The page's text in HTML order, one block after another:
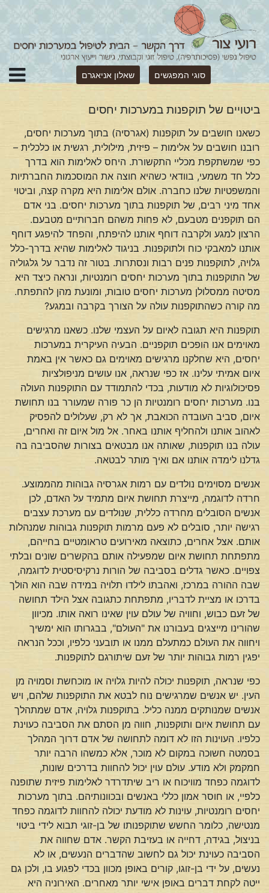
סוגי המפגשים שאלון אניאגרם
ביטויים של תוקפנות במערכות יחסים
כשאנו חושבים על תוקפנות (אגרסיה) בתוך מערכות יחסים,
רובנו חושבים על אלימות – פיזית, מילולית, רגשית או כלכלית –
כפי שמשתקפת מכליי התקשורת. היחס לאלימות הוא בדרך
כלל חד משמעי, בוודאי כשהיא חוצה את המוסכמות החברתיות
והמשפטיות שלנו כחברה. אולם אלימות היא מקרה קצה, וביטוי
אחד מיני רבים, של תוקפנות בתוך מערכות יחסים. בני אדם
הם תוקפנים מטבעם, לא פחות משהם חברותיים מטבעם.
הרצון למגע ולקרבה דוחף אותנו להיפתח, והפחד להיפגע דוחף
אותנו למאבקי כוח ולתוקפנות. בניגוד לאלימות שהיא בדרך-כלל
גלויה, לתוקפנות פנים רבות ונסתרות. בטור זה נדבר על גלגוליה
של התוקפנות בתוך מערכות יחסים רומנטיות, ונראה כיצד היא
מסיטה ממסלולן מערכות יחסים טובות, ומונעת מהן להתפתח.
מה קורה כשהתוקפנות עולה על הצורך בקרבה ובמגע?
תוקפנות היא תגובה לאיום על העצמי שלנו. כשאנו מרגישים
מאוימים אנו הופכים תוקפניים. הבעיה העיקרית במערכות
יחסים, היא שחלקנו מרגישים מאוימים גם כאשר אין באמת
איום אמיתי עלינו. אז כפי שנראה, אנו עושים מניפולציות
פסיכולוגיות לא מודעות, בכדי להתמודד עם התוקפנות העולה
בנו. מערכות יחסים רומנטיות הן כר פורה שמעורר בנו תחושת
איום, סביב העובדה הכואבת, אך לא רק, שעלולים להפסיק
לאהוב אותנו ולהחליף אותנו באחר. אל מול איום זה ואחרים,
עולה בנו תוקפנות, שאותה אנו מבטאים בצורות שהסביבה בה
גדלנו לימדה אותנו אם ואיך מותר לבטאה.
אנשים מסוימים נולדים עם רמות אגרסיה גבוהות מהממוצע.
חרדה לדוגמה, מייצרת תחושת איום מתמיד על האדם, לכן
אנשים הסובלים מחרדה כללית, שנולדים עם מערכת עצבים
רגישה יותר, סובלים לא פעם מרמות תוקפנות גבוהות שמנהלות
אותם. אצל אחרים, כתוצאה מאירועים טראומטיים בחייהם,
מתפתחת תחושת איום שמפעילה אותם בהקשרים שונים ובלתי
צפויים. כאשר גדלים בסביבה של הורות נרקיסיסטית לדוגמה,
שבה ההורה במרכז, ואהבתו לילדו תלויה במידה שבה הוא הולך
בדרכו או מציית לדבריו, מתפתחת כתגובה אצל הילד תחושה
של זעם כבוש, וחוויה של עולם עוין שאינו רואה אותו. מכיוון
שהורינו מייצגים בעבורנו את "העולם", בבגרותו הוא ימשיך
ויחווה את העולם כמתעלם ממנו או תובעני כלפיו, וככל הנראה
יפגין רמות גבוהות יותר של זעם שיתורגם לתוקפנות.
כפי שנראה, תוקפנות יכולה להיות גלויה או מוכחשת וסמויה מן
העין. יש אנשים שמרגישים נוח לבטא את התוקפנות שלהם, ויש
אנשים שמנותקים ממנה כליל. בתוקפנות גלויה, אדם שמתהלך
עם תחושת איום ותוקפנות, חווה מן הסתם את הסביבה כעוינת
כלפיו. העוינות הזו לא דומה לתחושה של אדם דרוך המהלך
בסמטה חשוכה במקום לא מוכר, אלא כמשהו הרבה יותר
חמקמק ולא מודע. עולם עוין יכול להחוות בדרכים שונות,
לדוגמה כפחד מוויכוח או ריב שיתדרדר לאלימות פיזית שתופנה
כלפיי, או חוסר אמון כללי באנשים ובכוונותיהם. בתוך מערכות
יחסים רומנטיות, עוינות לא מודעת יכולה להחוות לדוגמה כפחד
מנטישה, כלומר החשש שתוקפנותו של בן-זוגי תבוא לידי ביטוי
בניצול, בגידה, דחייה או בעזיבת הקשר. אדם שחווה את
הסביבה כעוינת יכול גם לחשוב שהדברים הנעשים, או לא
נעשים, על ידי בן-זוגו, קורים באופן מכוון בכדי לפגוע בו, ולכן גם
ייטה לקחת דברים באופן אישי יותר מאחרים. האירוניה היא